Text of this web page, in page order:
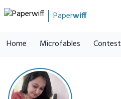
Paperwiff
Home Microfables